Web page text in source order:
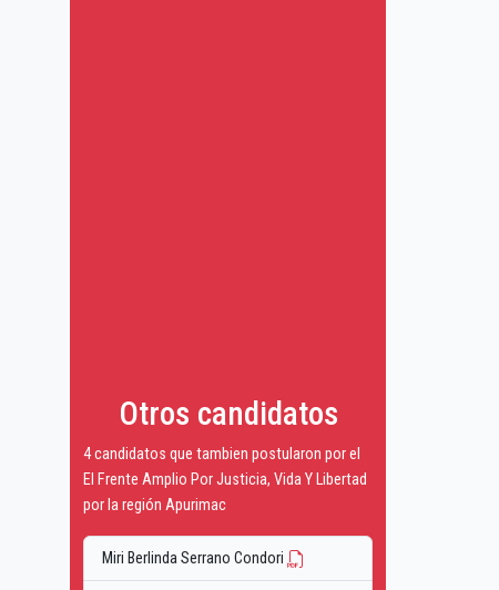
Otros candidatos
4 candidatos que tambien postularon por el
El Frente Amplio Por Justicia, Vida Y Libertad
por la región Apurimac
Miri Berlinda Serrano Condori